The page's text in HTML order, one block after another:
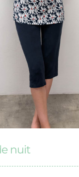
nuit